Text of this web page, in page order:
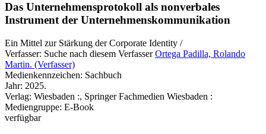
Das Unternehmensprotokoll als nonverbales
Instrument der Unternehmenskommunikation
Ein Mittel zur Stärkung der Corporate Identity /
Verfasser: Suche nach diesem Verfasser Ortega Padilla, Rolando
Martin. (Verfasser)
Medienkennzeichen: Sachbuch
Jahr: 2025.
Verlag: Wiesbaden :, Springer Fachmedien Wiesbaden :
Mediengruppe: E-Book
verfügbar